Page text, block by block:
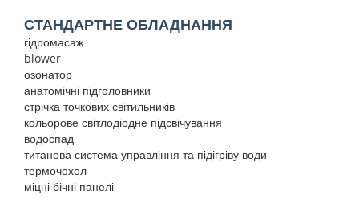
СТАНДАРТНЕ ОБЛАДНАННЯ
гідромасаж
blower
озонатор
анатомічні підголовники
стрічка точкових світильників
кольорове світлодіодне підсвічування
водоспад
титанова система управління та підігріву води
термочохол
міцні бічні панелі